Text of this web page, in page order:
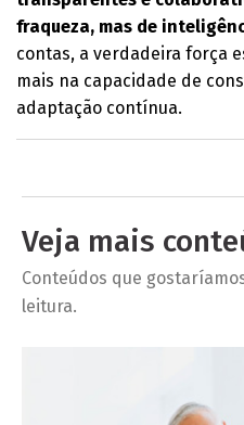
fraqueza, mas de
contas, a verdadeira força
mais na capacidade de
adaptação contínua.
Veja mais
Conteúdos que
leitura.